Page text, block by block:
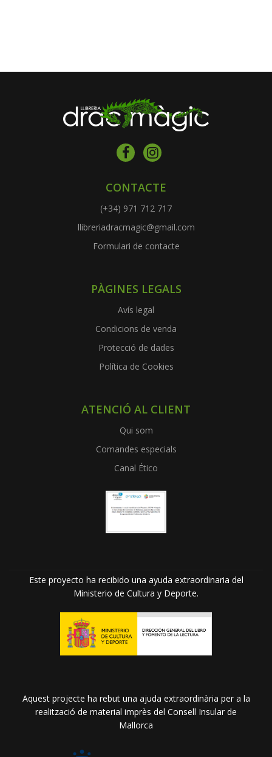
CONTACTE
(+34) 971 712 717
llibreriadracmagic@gmail.com
Formulari de contacte
PÀGINES LEGALS
Avís legal
Condicions de venda
Protecció de dades
Política de Cookies
ATENCIÓ AL CLIENT
Qui som
Comandes especials
Canal Ético
Este proyecto ha recibido una ayuda extraordinaria del
Ministerio de Cultura y Deporte.
Aquest projecte ha rebut una ajuda extraordinària per a la
realització de material imprès del Consell Insular de
Mallorca